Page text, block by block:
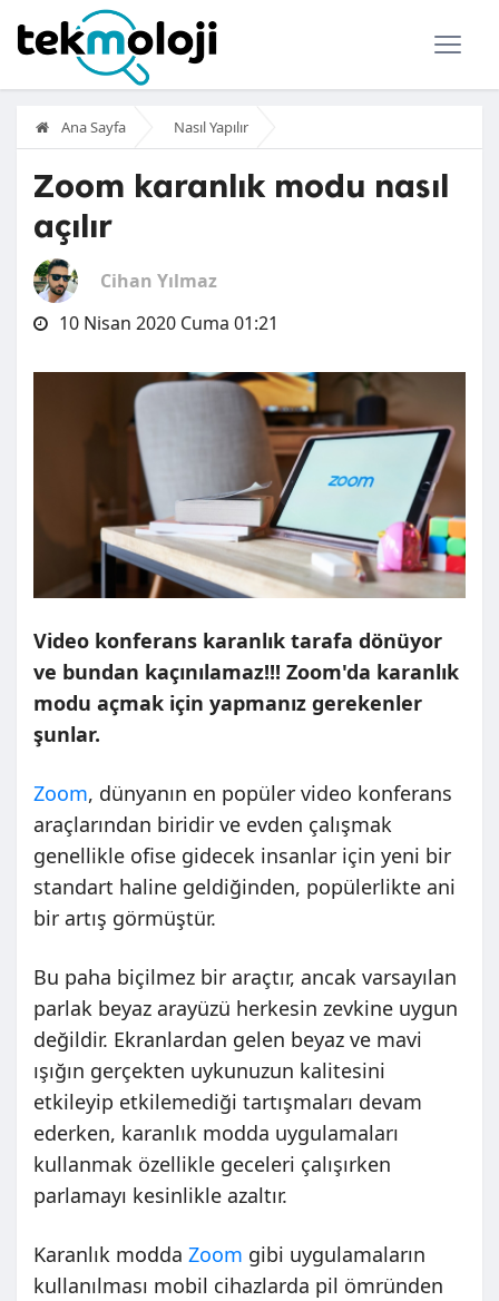
Ana Sayfa Nasıl Yapılır
Zoom karanlık modu nasıl
açılır
Cihan Yılmaz
10 Nisan 2020 Cuma 01:21
Video konferans karanlık tarafa dönüyor
ve bundan kaçınılamaz!!! Zoom'da karanlık
modu açmak için yapmanız gerekenler
şunlar.
Zoom, dünyanın en popüler video konferans
araçlarından biridir ve evden çalışmak
genellikle ofise gidecek insanlar için yeni bir
standart haline geldiğinden, popülerlikte ani
bir artış görmüştür.
Bu paha biçilmez bir araçtır, ancak varsayılan
parlak beyaz arayüzü herkesin zevkine uygun
değildir. Ekranlardan gelen beyaz ve mavi
ışığın gerçekten uykunuzun kalitesini
etkileyip etkilemediği tartışmaları devam
ederken, karanlık modda uygulamaları
kullanmak özellikle geceleri çalışırken
parlamayı kesinlikle azaltır.
Karanlık modda Zoom gibi uygulamaların
kullanılması mobil cihazlarda pil ömründen